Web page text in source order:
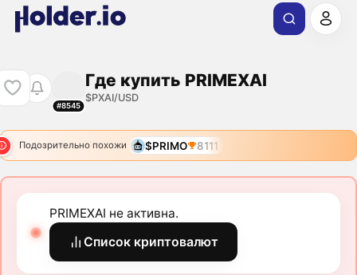
#8545
Где купить PRIMEXAI
$PXAI/USD
Подозрительно похожи $PRIMO 8111
PRIMEXAI не активна.
Список криптовалют